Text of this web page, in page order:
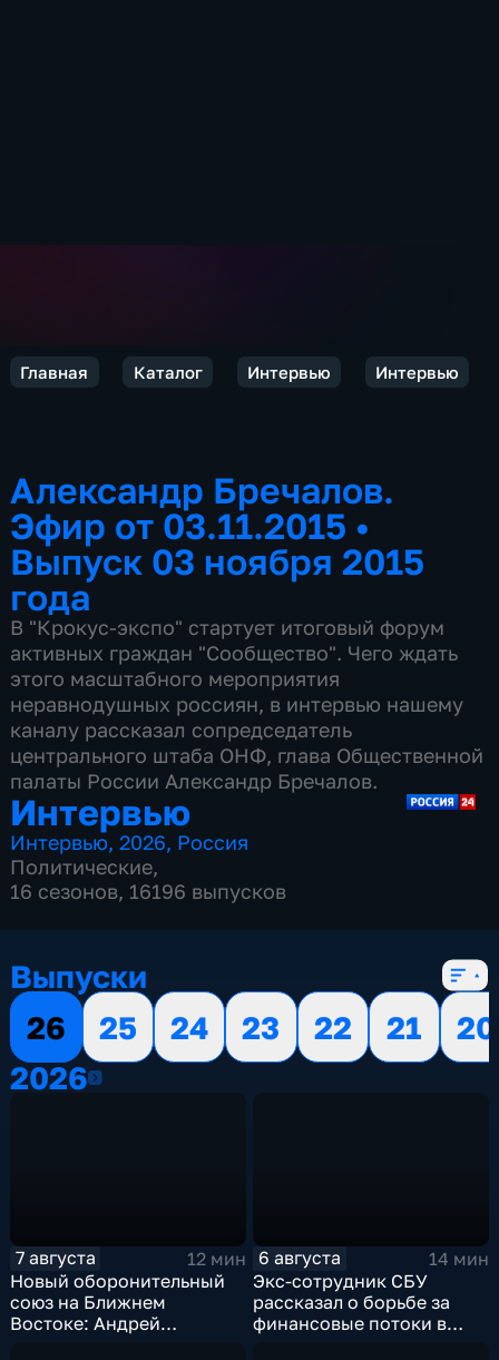
Главная Каталог Интервью Интервью
Александр Бречалов.
Эфир от 03.11.2015 •
Выпуск 03 ноября 2015
года
В "Крокус-экспо" стартует итоговый форум
активных граждан "Сообщество". Чего ждать
этого масштабного мероприятия
неравнодушных россиян, в интервью нашему
каналу рассказал сопредседатель
центрального штаба ОНФ, глава Общественной
палаты России Александр Бречалов.
Интервью
Интервью,2026, Россия
Политические,
16 сезонов, 16196 выпусков
Выпуски
26
25 24 23 22 21
20
20262026
7 августа
12 мин
Новый оборонительный
союз на Ближнем
Востоке: Андрей
6 августа
14 мин
Экс-сотрудник СБУ
рассказал о борьбе за
финансовые потоки в